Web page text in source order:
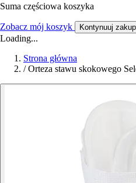
Suma częściowa koszyka
Zobacz mój koszyk Kontynuuj
Loading...
Strona główna
/ Orteza stawu skokowego